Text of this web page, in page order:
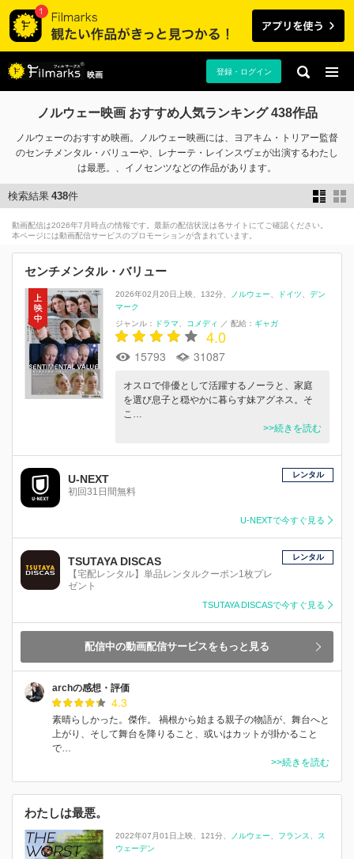
映画 登録・ログイン
ノルウェー映画 おすすめ人気ランキング 438作品
ノルウェーのおすすめ映画。ノルウェー映画には、ヨアキム・トリアー監督
のセンチメンタル・バリューや、レナーテ・レインスヴェが出演するわたし
は最悪。、イノセンツなどの作品があります。
検索結果 438件
動画配信は2026年7月時点の情報です。最新の配信状況は各サイトにてご確認ください。
本ページには動画配信サービスのプロモーションが含まれています。
センチメンタル・バリュー
2026年02月20日上映 132分 ノルウェー ドイツ
デン
マーク
ジャンル：
ドラマ コメディ ／ 配給： ギャガ
4.0
15793 31087
オスロで俳優として活躍するノーラと、家庭
を選び息⼦と穏やかに暮らす妹アグネス。そ
こ…
>>続きを読む
U-NEXT
初回31日間無料
レンタル
U-NEXTで今すぐ見る
TSUTAYA DISCAS
【宅配レンタル】単品レンタルクーポン1枚プレ
ゼント
レンタル
TSUTAYA DISCASで今すぐ見る
配信中の動画配信サービスをもっと見る
archの感想・評価
4.3
素晴らしかった。傑作。 禍根から始まる親子の物語が、舞台へと
上がり、そして舞台を降りること、或いはカットが掛かること
で…
>>続きを読む
わたしは最悪。
2022年07月01日上映 121分 ノルウェー フランス
ス
ウェーデン